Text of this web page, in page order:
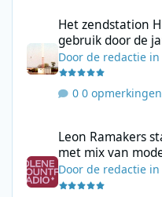
Het zendstation
gebruik door de
Doorde redactie in
0 opmerkingen
Leon Ramakers
met mix van
Doorde redactie in